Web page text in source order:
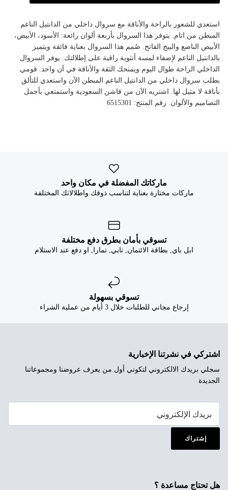
استعدي للشعور بالراحة والأناقة مع سروال داخلي من الدانتيل الناعم
المبطن من اتام. يتوفر هذا السروال بأربعة ألوان رائعة: الأسود، الأبيض،
الأبيض الناصع والبيج الفاتح. صُمم هذا السروال بعناية فائقة ويتميز
بالدانتيل الناعم لإضفاء لمسة أنثوية راقية على إطلالتك. يوفر السروال
الداخلي الراحة طوال اليوم ويمنحك الثقة والأناقة في آن واحد. قومي
بطلب سروال داخلي من الدانتيل الناعم المبطن الآن واستعدي للتألق
بأناقة لا مثيل لها. اشتريه الآن من فاشن السعودية واستمتعي بأجمل
التصاميم والألوان. رقم المنتج: 6515301
ماركاتك المفضلة في مكان واحد
ماركات مختارة بعناية لتناسب ذوقك واطلالاتك المختلفة
تسوقي بأمان بطرق دفع مختلفة
ابل باي, بطاقة الائتمان, تابي, تمارا, او دفع عند الاستلام
تسوقي بسهولة
إرجاع مجاني للطلبات خلال 3 أيام من عملية الشراء
اشتركي في نشرتنا الإخبارية
سجلي بريدك الالكتروني لتكوني أول من يعرف عروضنا ومجموعاتنا
الجديدة
إشتراك
هل تحتاج مساعدة ؟